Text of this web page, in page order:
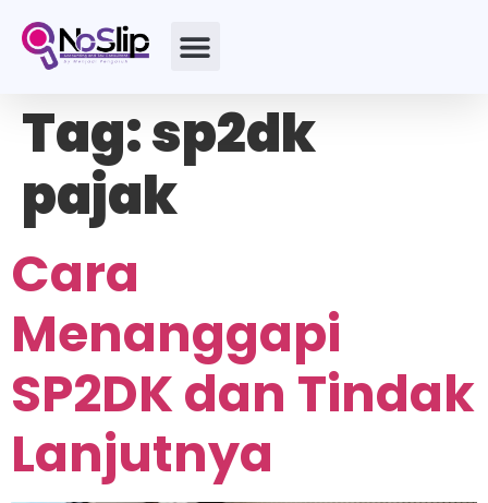
Tag:sp2dk
pajak
Cara
Menanggapi
SP2DK dan Tindak
Lanjutnya